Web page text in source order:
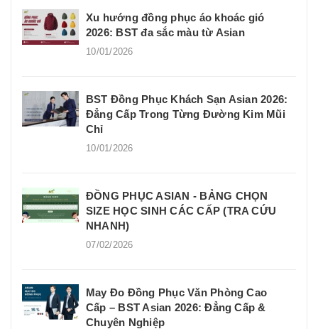
Xu hướng đồng phục áo khoác gió
2026: BST đa sắc màu từ Asian
10/01/2026
BST Đồng Phục Khách Sạn Asian 2026:
Đẳng Cấp Trong Từng Đường Kim Mũi
Chỉ
10/01/2026
ĐỒNG PHỤC ASIAN - BẢNG CHỌN
SIZE HỌC SINH CÁC CẤP (TRA CỨU
NHANH)
07/02/2026
May Đo Đồng Phục Văn Phòng Cao
Cấp – BST Asian 2026: Đẳng Cấp &
Chuyên Nghiệp